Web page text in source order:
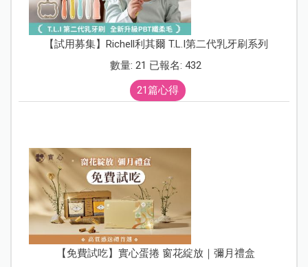
【試用募集】Richell利其爾 T.L.I第二代乳牙刷系列
數量: 21 已報名: 432
21篇心得
【免費試吃】實心蛋捲 窗花綻放｜彌月禮盒